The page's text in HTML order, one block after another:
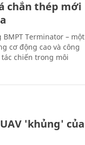
chắn thép mới
Terminator – một
cơ động cao và công
chiến trong môi
'khủng' của